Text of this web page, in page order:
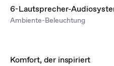
6-Lautsprecher-
Ambiente-Beleuchtung
Komfort, der inspiriert